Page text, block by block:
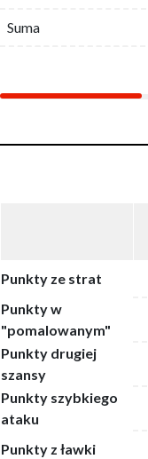
Suma
Suma
Punkty ze strat
Punkty w
"pomalowanym"
Punkty drugiej
szansy
Punkty szybkiego
ataku
Punkty z ławki